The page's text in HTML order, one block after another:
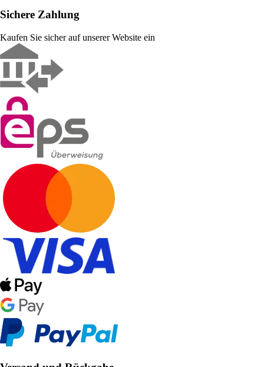
Sichere Zahlung
Kaufen Sie sicher auf unserer Website ein